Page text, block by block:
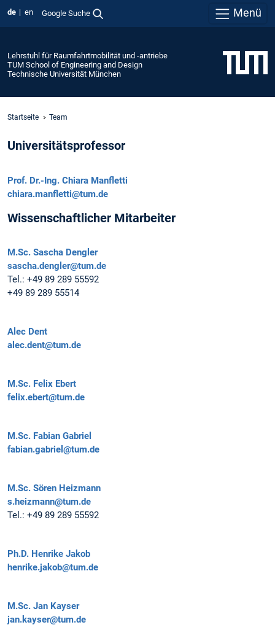
de en Google Suche Menü
Lehrstuhl für Raumfahrtmobilität und -antriebe
TUM School of Engineering and Design
Technische Universität München
Startseite Team
Universitätsprofessor
Prof. Dr.-Ing. Chiara Manfletti
chiara.manfletti@tum.de
Wissenschaftlicher Mitarbeiter
M.Sc. Sascha Dengler
sascha.dengler@tum.de
Tel.: +49 89 289 55592
+49 89 289 55514
Alec Dent
alec.dent@tum.de
M.Sc. Felix Ebert
felix.ebert@tum.de
M.Sc. Fabian Gabriel
fabian.gabriel@tum.de
M.Sc. Sören Heizmann
s.heizmann@tum.de
Tel.: +49 89 289 55592
Ph.D. Henrike Jakob
henrike.jakob@tum.de
M.Sc. Jan Kayser
jan.kayser@tum.de